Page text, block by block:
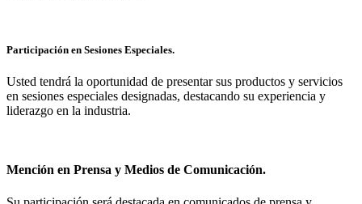
Participación en Sesiones Especiales.
Usted tendrá la oportunidad de presentar sus productos y servicios
en sesiones especiales designadas, destacando su experiencia y
liderazgo en la industria.
Mención en Prensa y Medios de Comunicación.